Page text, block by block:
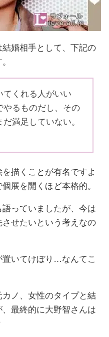
婚相手として、下記の
てくれる人がいい
やるものだし、その
満足していない。
描くことが有名ですよ
展を開くほど本格的。
っていましたが、今は
せたいという考えなの
置いてけぼり…なんてこ
ノ、女性のタイプと結
最終的に大野智さんは